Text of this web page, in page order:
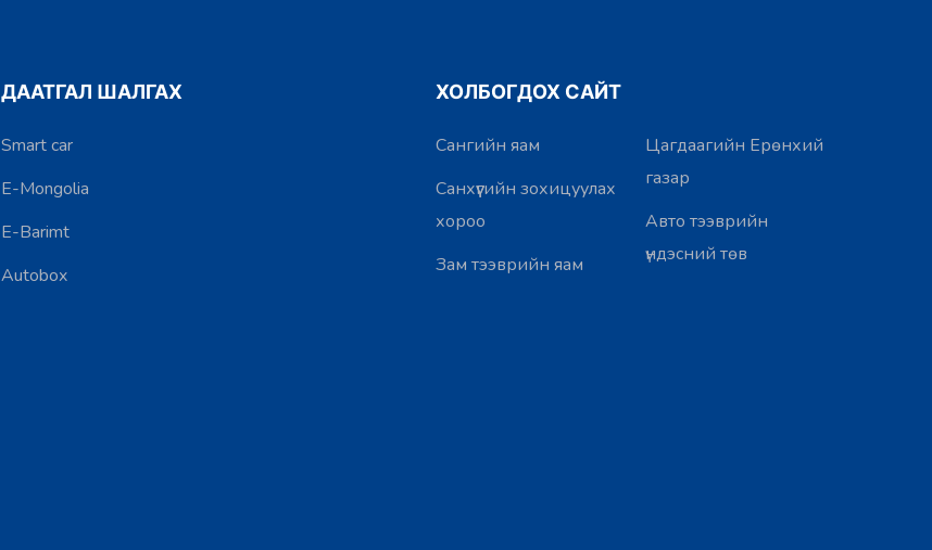
ДААТГАЛ ШАЛГАХ
Smart car
E-Mongolia
E-Barimt
Autobox
ХОЛБОГДОХ САЙТ
Сангийн яам
Санхүүгийн зохицуулах
хороо
Зам тээврийн яам
Цагдаагийн Ерөнхий
газар
Авто тээврийн
үндэсний төв